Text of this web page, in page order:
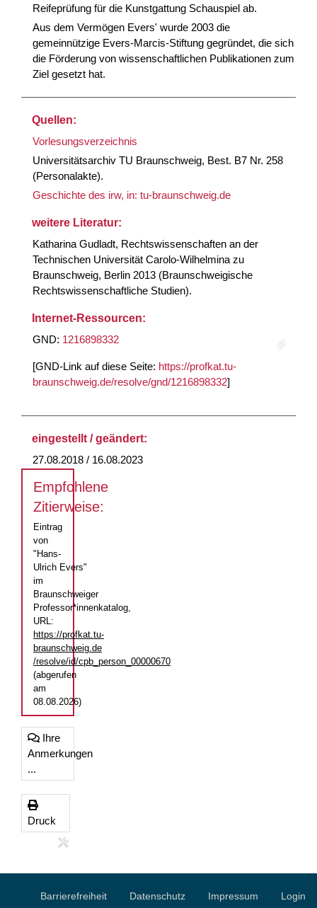
Reifeprüfung für die Kunstgattung Schauspiel ab.
Aus dem Vermögen Evers' wurde 2003 die
gemeinnützige Evers-Marcis-Stiftung gegründet, die sich
die Förderung von wissenschaftlichen Publikationen zum
Ziel gesetzt hat.
Quellen:
Vorlesungsverzeichnis
Universitätsarchiv TU Braunschweig, Best. B7 Nr. 258
(Personalakte).
Geschichte des irw, in: tu-braunschweig.de
weitere Literatur:
Katharina Gudladt, Rechtswissenschaften an der
Technischen Universität Carolo-Wilhelmina zu
Braunschweig, Berlin 2013 (Braunschweigische
Rechtswissenschaftliche Studien).
Internet-Ressourcen:
GND: 1216898332
[GND-Link auf diese Seite: https://profkat.tu-
braunschweig.de/resolve/gnd/1216898332]
eingestellt / geändert:
27.08.2018 / 16.08.2023
Empfohlene
Zitierweise:
Eintrag
von
"Hans-
Ulrich Evers"
im
Braunschweiger
Professor*innenkatalog,
URL:
https://profkat.tu-
braunschweig.de
/resolve/id/cpb_person_00000670
(abgerufen
am
08.08.2026)
Ihre
Anmerkungen
...
Druck
Barrierefreiheit Datenschutz Impressum Login